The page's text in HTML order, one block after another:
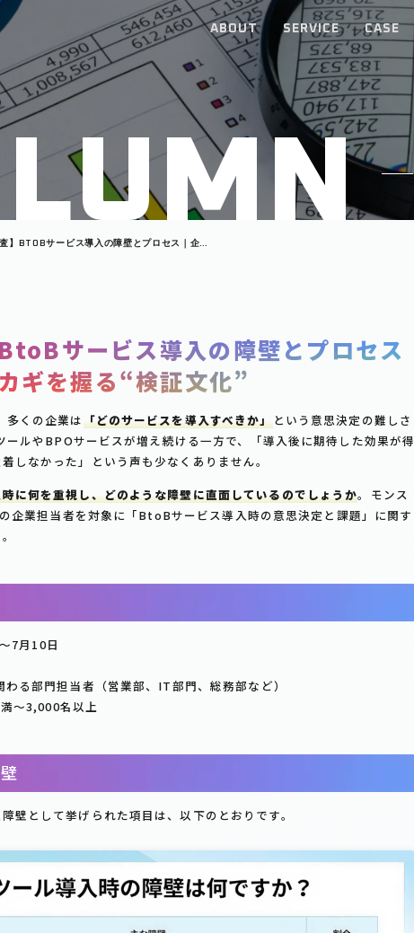
ABOUT SERVICE CASE
LUMN
査】BTOBサービス導入の障壁とプロセス｜企業
BtoBサービス導入の障壁とプロセス
ギを握る“検証文化”
多くの企業は 「どのサービスを導入すべきか」
という意思決定の難しさ
ールやBPOサービスが増え続ける一方で、「導入後に期待した効果が得
しなかった」という声も少なくありません。
に何を重視し、どのような障壁に直面しているのでしょうか。モンス
企業担当者を対象に「BtoBサービス導入時の意思決定と課題」に関す
7月10日
る部門担当者（営業部、IT部門、総務部など）
～3,000名以上
壁として挙げられた項目は、以下のとおりです。